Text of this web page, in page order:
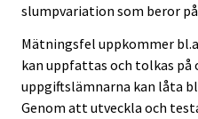
slumpvariation som beror
Mätningsfel uppkommer
kan uppfattas och tolkas
uppgiftslämnarna kan låta
Genom att utveckla och